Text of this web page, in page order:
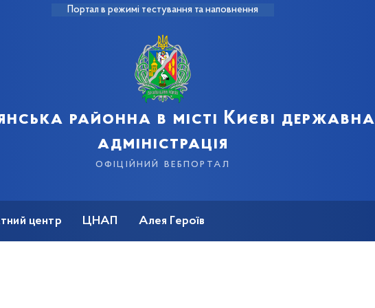
Портал в режимі тестування та наповнення
районна в місті Києві державна
адміністрація
офіційний вебпортал
центр ЦНАП Алея Героїв